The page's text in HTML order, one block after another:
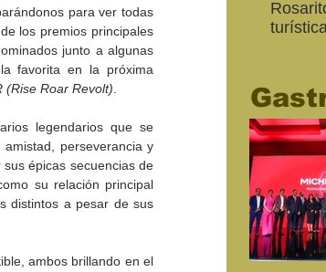
para ver todas
los premios principales
junto a algunas
favorita en la próxima
(Rise Roar Revolt)
legendarios que se
perseverancia y
épicas secuencias de
su relación principal
distintos a pesar de sus
ambos brillando en el